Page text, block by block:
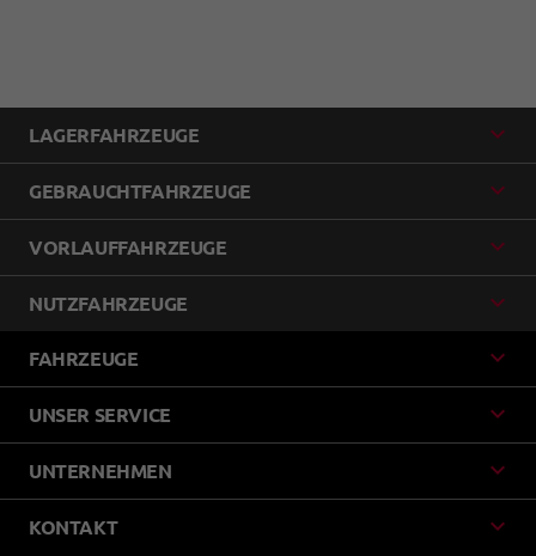
LAGERFAHRZEUGE
GEBRAUCHTFAHRZEUGE
VORLAUFFAHRZEUGE
NUTZFAHRZEUGE
FAHRZEUGE
UNSER SERVICE
UNTERNEHMEN
KONTAKT